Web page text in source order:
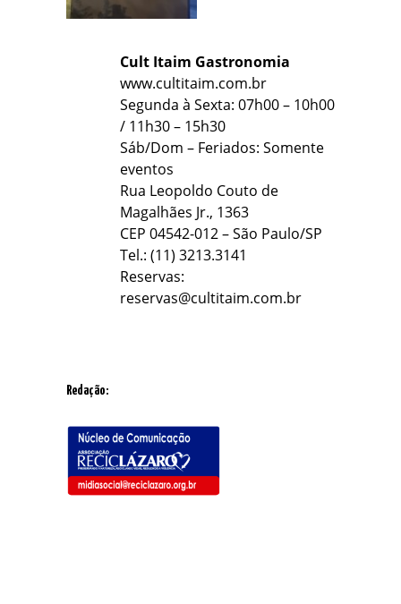
Cult Itaim Gastronomia
www.cultitaim.com.br
Segunda à Sexta: 07h00 – 10h00
/ 11h30 – 15h30
Sáb/Dom – Feriados: Somente
eventos
Rua Leopoldo Couto de
Magalhães Jr., 1363
CEP 04542-012 – São Paulo/SP
Tel.: (11) 3213.3141
Reservas:
reservas@cultitaim.com.br
Redação: